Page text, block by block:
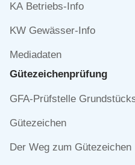
KA Betriebs-Info
KW Gewässer-Info
Mediadaten
Gütezeichen­prüfung
Navigation
GFA-Prüfstelle
Gütezeichen
Der Weg zum Gütezeichen